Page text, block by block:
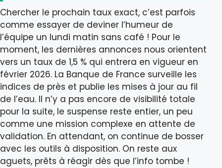
Chercher le prochain taux exact, c’est parfois
comme essayer de deviner l’humeur de
l’équipe un lundi matin sans café ! Pour le
moment, les dernières annonces nous orientent
vers un taux de 1,5 % qui entrera en vigueur en
février 2026. La Banque de France surveille les
indices de près et publie les mises à jour au fil
de l’eau. Il n’y a pas encore de visibilité totale
pour la suite, le suspense reste entier, un peu
comme une mission complexe en attente de
validation. En attendant, on continue de bosser
avec les outils à disposition. On reste aux
aguets, prêts à réagir dès que l’info tombe !